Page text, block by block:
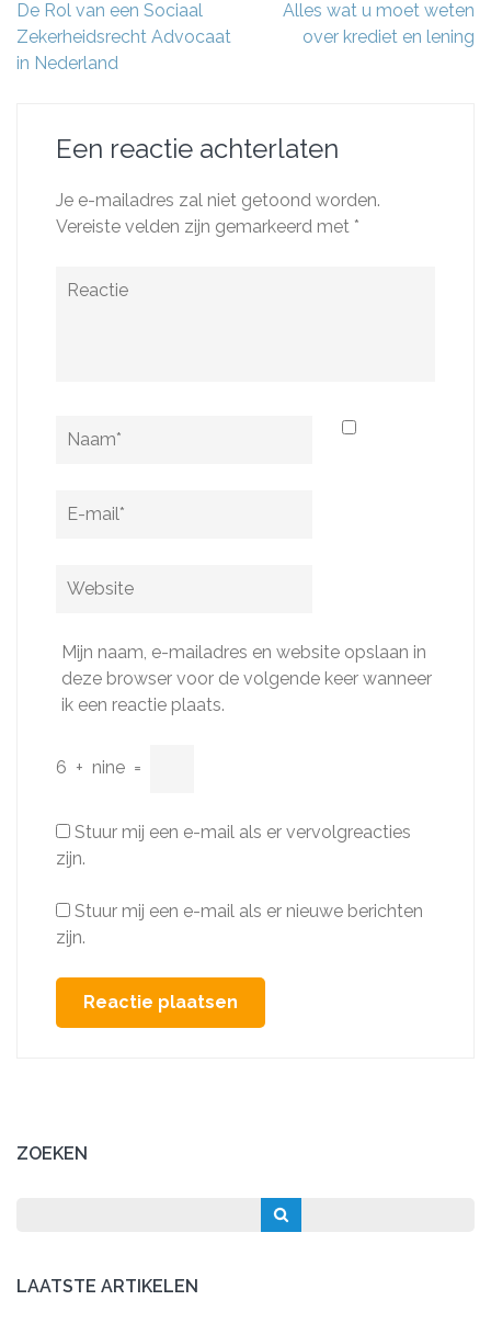
Berichtnavigatie
De Rol van een Sociaal
Zekerheidsrecht Advocaat
in Nederland
Alles wat u moet weten
over krediet en lening
Een reactie achterlaten
Je e-mailadres zal niet getoond worden.
Vereiste velden zijn gemarkeerd met *
Reactie
Naam
E-
Website
Mijn naam, e-mailadres en website opslaan in
deze browser voor de volgende keer wanneer
ik een reactie plaats.
6 + nine =
Stuur mij een e-mail als er vervolgreacties
zijn.
Stuur mij een e-mail als er nieuwe berichten
zijn.
ZOEKEN
LAATSTE ARTIKELEN